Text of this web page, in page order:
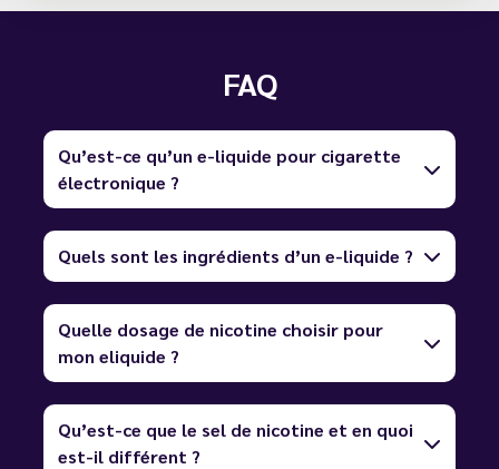
FAQ
Qu’est-ce qu’un e-liquide pour cigarette
électronique ?
Quels sont les ingrédients d’un e-liquide ?
Quelle dosage de nicotine choisir pour
mon eliquide ?
Qu’est-ce que le sel de nicotine et en quoi
est-il différent ?